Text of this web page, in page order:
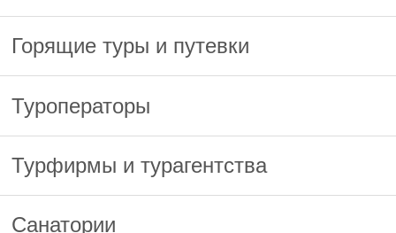
Горящие туры и путевки
Туроператоры
Турфирмы и турагентства
Санатории